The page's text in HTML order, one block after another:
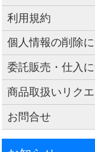
利用規約
個人情報の削除
委託販売・仕入
商品取扱いリクエ
お問合せ